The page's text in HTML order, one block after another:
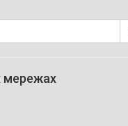
мережах